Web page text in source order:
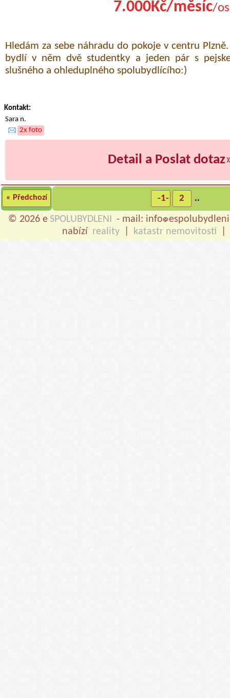
7.000Kč/měsíc/
Hledám za sebe náhradu do pokoje v centru
bydlí v něm dvě studentky a jeden pár s
slušného a ohleduplného spolubydlícího:)
Kontakt:
Sara n.
2x foto
Detail a Poslat dotaz
« Předchozí -1- 2 ..
© 2026 e SPOLUBYDLENI - mail: info
nabízí reality katastr nemovitostí